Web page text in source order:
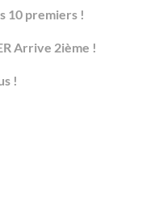
10 premiers !
Arrive 2ième !
!